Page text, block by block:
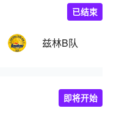
兹林B队
已结束
即将开始